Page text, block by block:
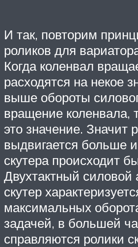
И так, повторим
роликов для
Когда коленвал
расходятся на некое
выше обороты
вращение коленвала,
это значение. Значит
выдвигается больше
скутера происходит
Двухтактный силовой
скутер
максимальных
задачей, в большей
справляются ролики